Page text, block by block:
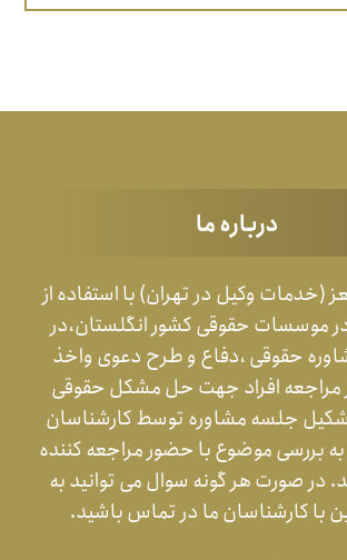
درباره ما
(خدمات وکیل در تهران) با استفاده از
موسسات حقوقی کشور انگلستان،در
حقوقی ،دفاع و طرح دعوی واخذ
مراجعه افراد جهت حل مشکل حقوقی
تشکیل جلسه مشاوره توسط کارشناسان
بررسی موضوع با حضور مراجعه کننده
در صورت هر گونه سوال می توانید به
با کارشناسان ما در تماس باشید.